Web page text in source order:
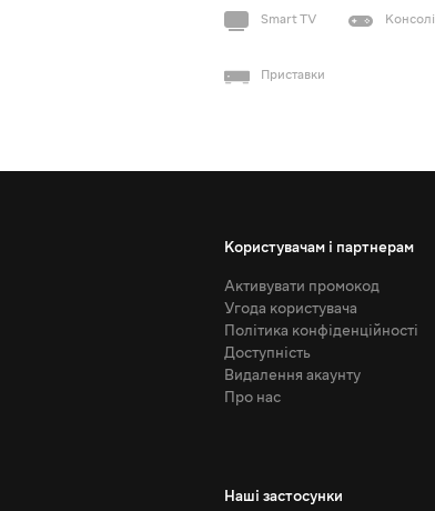
Smart TV Консолі
Приставки
Користувачам і партнерам
Активувати промокод
Угода користувача
Політика конфіденційності
Доступність
Видалення акаунту
Про нас
Наші застосунки